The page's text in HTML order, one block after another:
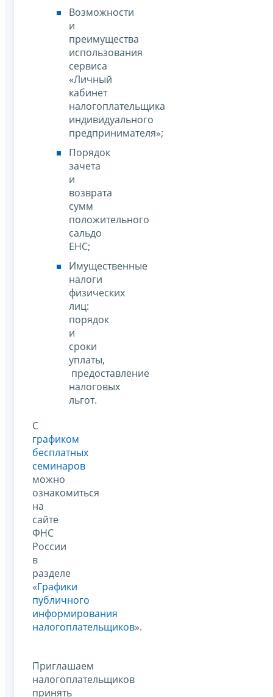
Возможности
и
преимущества
использования
сервиса
«Личный
кабинет
налогоплательщика
индивидуального
предпринимателя»;
Порядок
зачета
и
возврата
сумм
положительного
сальдо
ЕНС;
Имущественные
налоги
физических
лиц:
порядок
и
сроки
уплаты,
предоставление
налоговых
льгот.
С
графиком
бесплатных
семинаров
можно
ознакомиться
на
сайте
ФНС
России
в
разделе
«Графики
публичного
информирования
налогоплательщиков».
Приглашаем
налогоплательщиков
принять